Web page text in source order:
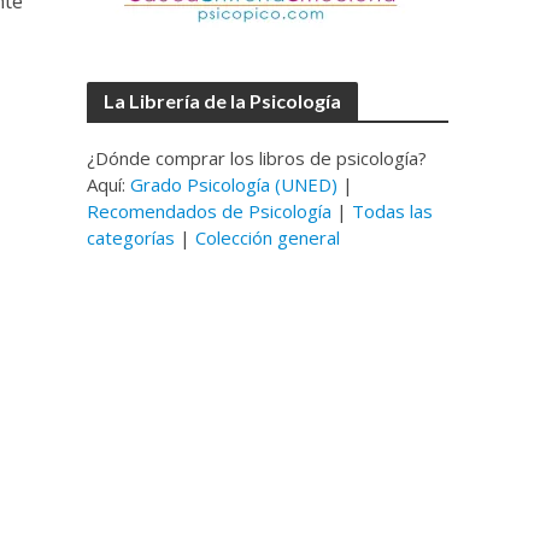
La Librería de la Psicología
¿Dónde comprar los libros de psicología?
Aquí:Grado Psicología (UNED) |
Recomendados de Psicología | Todas las
categorías |Colección general